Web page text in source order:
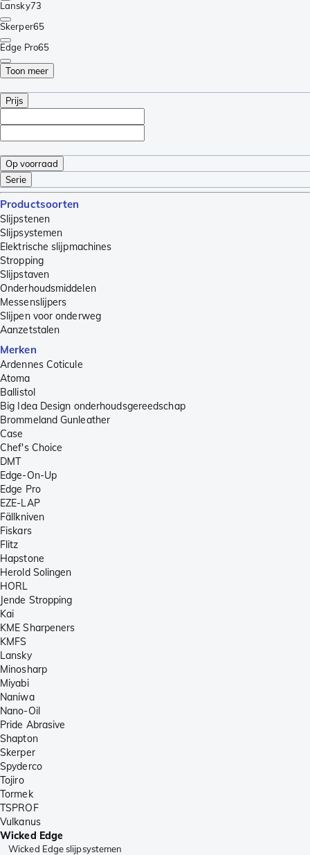
Lansky73
Skerper65
Edge Pro65
Toon meer
Prijs
Op voorraad
Serie
Productsoorten
Slijpstenen
Slijpsystemen
Elektrische slijpmachines
Stropping
Slijpstaven
Onderhoudsmiddelen
Messenslijpers
Slijpen voor onderweg
Aanzetstalen
Merken
Ardennes Coticule
Atoma
Ballistol
Big Idea Design onderhoudsgereedschap
Brommeland Gunleather
Case
Chef's Choice
DMT
Edge-On-Up
Edge Pro
EZE-LAP
Fällkniven
Fiskars
Flitz
Hapstone
Herold Solingen
HORL
Jende Stropping
Kai
KME Sharpeners
KMFS
Lansky
Minosharp
Miyabi
Naniwa
Nano-Oil
Pride Abrasive
Shapton
Skerper
Spyderco
Tojiro
Tormek
TSPROF
Vulkanus
Wicked Edge
Wicked Edge slijpsystemen